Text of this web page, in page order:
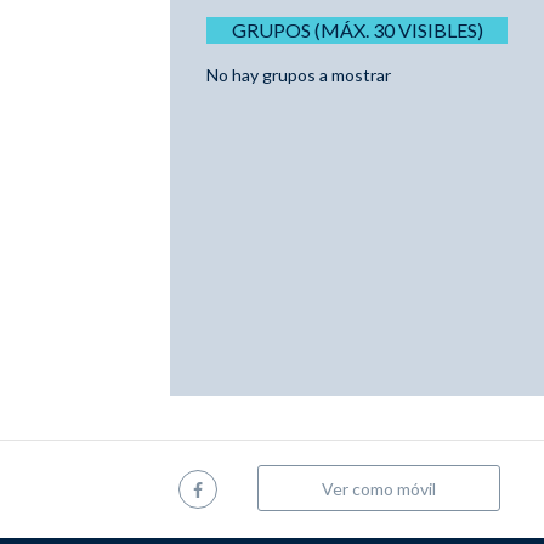
GRUPOS (MÁX. 30 VISIBLES)
No hay grupos a mostrar